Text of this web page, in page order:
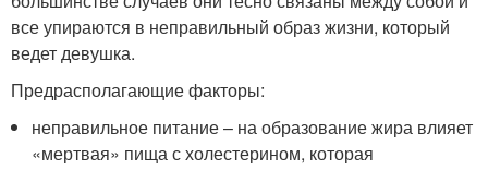
все упираются в неправильный образ жизни, который
ведет девушка.
Предрасполагающие факторы:
неправильное питание – на образование жира влияет
«мертвая» пища с холестерином, которая